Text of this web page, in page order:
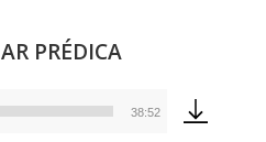
PRÉDICA
Reproductor
38:52